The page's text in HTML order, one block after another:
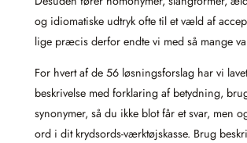
og idiomatiske udtryk ofte til et væld af
lige præcis derfor endte vi med så mange
For hvert af de 56 løsningsforslag har vi
beskrivelse med forklaring af betydning,
synonymer, så du ikke blot får et svar, men
ord i dit krydsords-værktøjskasse. Brug